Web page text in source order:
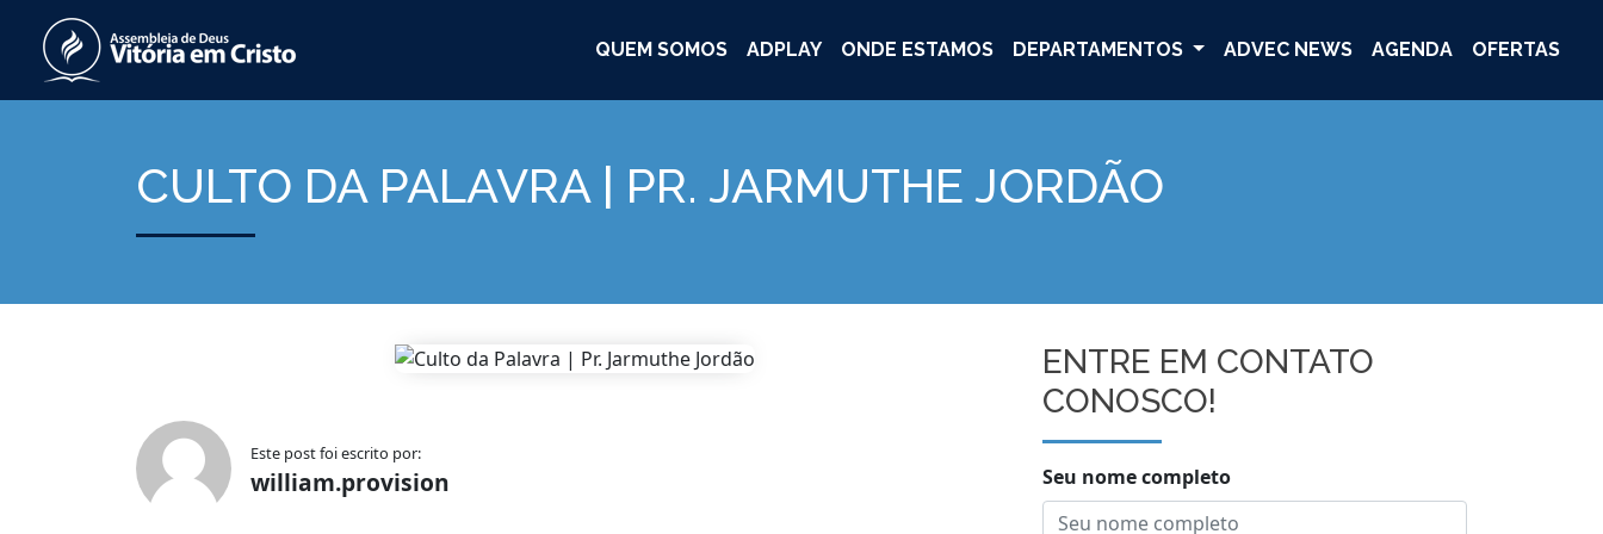
QUEM SOMOS ADPLAY ONDE ESTAMOS DEPARTAMENTOS ADVEC NEWS AGENDA OFERTAS
CULTO DA PALAVRA | PR. JARMUTHE JORDÃO
Este post foi escrito por:
william.provision
ENTRE EM CONTATO
CONOSCO!
Seu nome completo